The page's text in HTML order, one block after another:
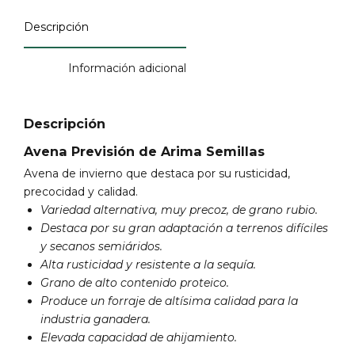
Descripción
Información adicional
Descripción
Avena Previsión de Arima Semillas
Avena de invierno que destaca por su rusticidad,
precocidad y calidad.
Variedad alternativa, muy precoz, de grano rubio.
Destaca por su gran adaptación a terrenos difíciles
y secanos semiáridos.
Alta rusticidad y resistente a la sequía.
Grano de alto contenido proteico.
Produce un forraje de altísima calidadpara la
industria ganadera.
Elevada capacidad de ahijamiento.